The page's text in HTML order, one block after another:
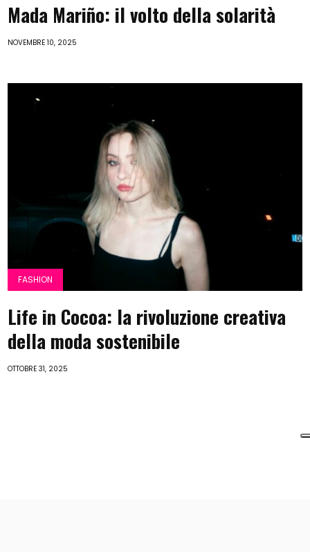
Mada Mariño: il volto della solarità
NOVEMBRE 10, 2025
FASHION
Life in Cocoa: la rivoluzione creativa
della moda sostenibile
OTTOBRE 31, 2025